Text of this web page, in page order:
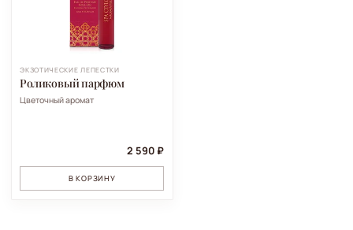
ЭКЗОТИЧЕСКИЕ ЛЕПЕСТКИ
Роликовый парфюм
Цветочный аромат
2 590 ₽
В КОРЗИНУ